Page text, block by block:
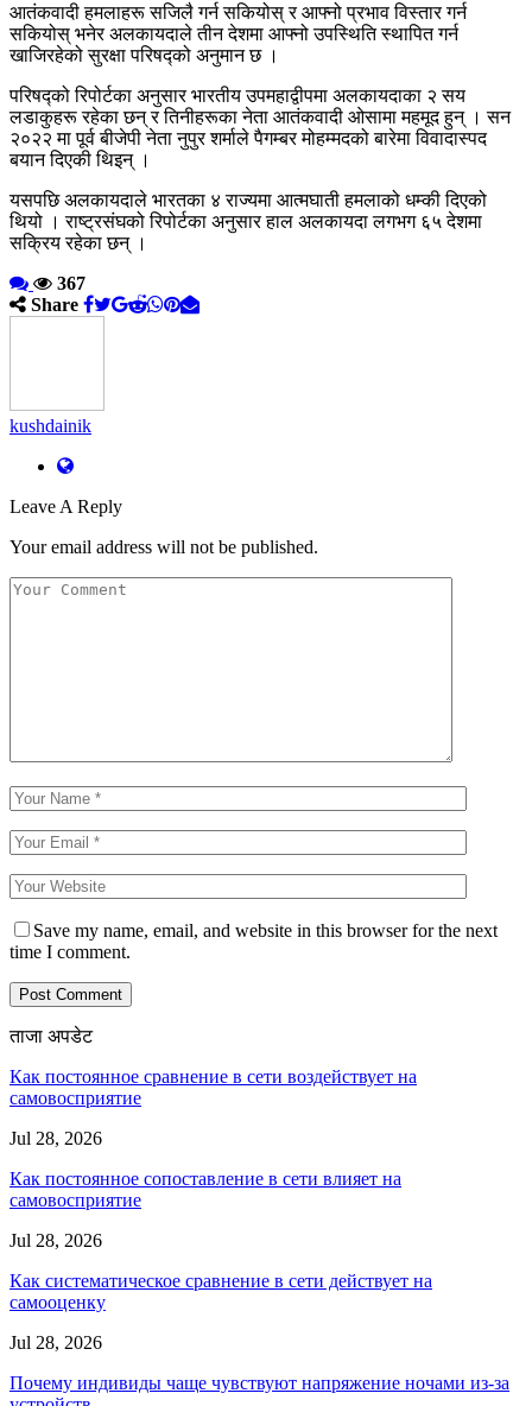
आतंकवादी हमलाहरू सजिलै गर्न सकियोस् र आफ्नो प्रभाव विस्तार गर्न
सकियोस् भनेर अलकायदाले तीन देशमा आफ्नो उपस्थिति स्थापित गर्न
खाजिरहेको सुरक्षा परिषद्को अनुमान छ ।
परिषद्को रिपोर्टका अनुसार भारतीय उपमहाद्वीपमा अलकायदाका २ सय
लडाकुहरू रहेका छन् र तिनीहरूका नेता आतंकवादी ओसामा महमूद हुन् । सन
२०२२ मा पूर्व बीजेपी नेता नुपुर शर्माले पैगम्बर मोहम्मदको बारेमा विवादास्पद
बयान दिएकी थिइन् ।
यसपछि अलकायदाले भारतका ४ राज्यमा आत्मघाती हमलाको धम्की दिएको
थियो । राष्ट्रसंघको रिपोर्टका अनुसार हाल अलकायदा लगभग ६५ देशमा
सक्रिय रहेका छन् ।
367
Share
kushdainik
Leave A Reply
Your email address will not be published.
Save my name, email, and website in this browser for the next
time I comment.
ताजा अपडेट
Как постоянное сравнение в сети воздействует на
самовосприятие
Jul 28, 2026
Как постоянное сопоставление в сети влияет на
самовосприятие
Jul 28, 2026
Как систематическое сравнение в сети действует на
самооценку
Jul 28, 2026
Почему индивиды чаще чувствуют напряжение ночами из-за